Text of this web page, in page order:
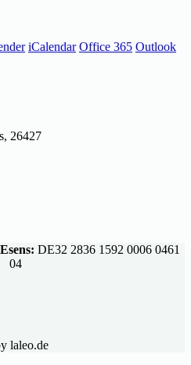
iCalendar Office 365 Outlook
26427
DE32 2836 1592 0006 0461
04
laleo.de